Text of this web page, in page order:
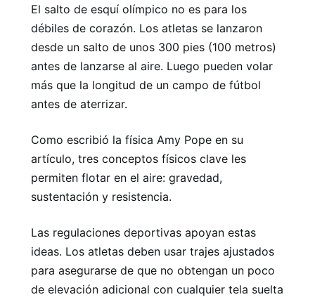
El salto de esquí olímpico no es para los
débiles de corazón. Los atletas se lanzaron
desde un salto de unos 300 pies (100 metros)
antes de lanzarse al aire. Luego pueden volar
más que la longitud de un campo de fútbol
antes de aterrizar.
Como escribió la física Amy Pope en su
artículo, tres conceptos físicos clave les
permiten flotar en el aire: gravedad,
sustentación y resistencia.
Las regulaciones deportivas apoyan estas
ideas. Los atletas deben usar trajes ajustados
para asegurarse de que no obtengan un poco
de elevación adicional con cualquier tela suelta